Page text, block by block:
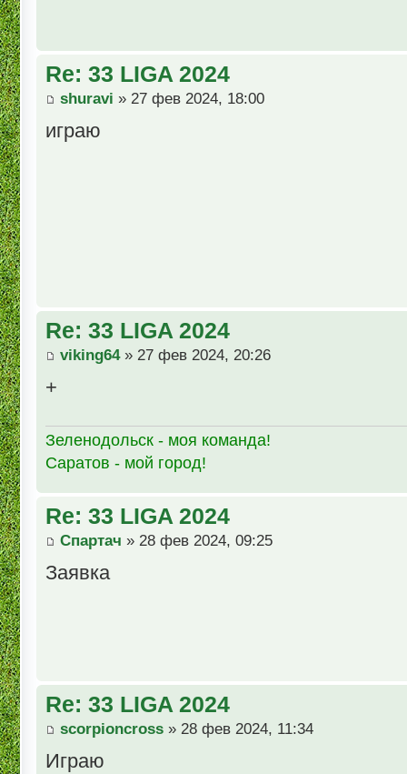
Re: 33 LIGA 2024
shuravi » 27 фев 2024, 18:00
играю
Re: 33 LIGA 2024
viking64» 27 фев 2024, 20:26
+
Зеленодольск - моя команда!
Саратов - мой город!
Re: 33 LIGA 2024
Спартач » 28 фев 2024, 09:25
Заявка
Re: 33 LIGA 2024
scorpioncross » 28 фев 2024, 11:34
Играю